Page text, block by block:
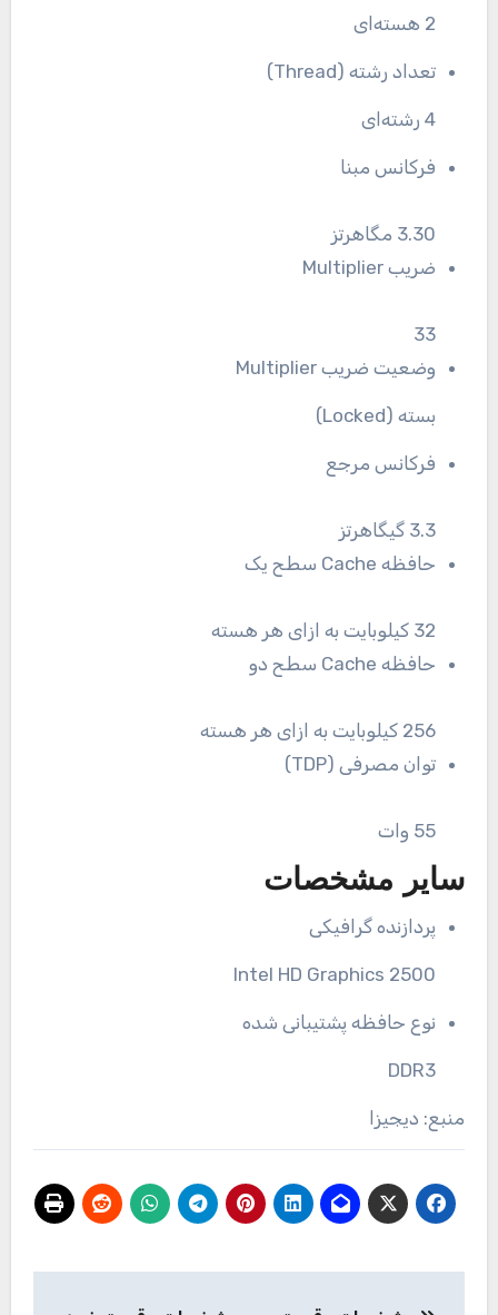
2 هسته‌ای
تعداد رشته (Thread)
4 رشته‌ای
فرکانس مبنا
3.30 مگاهرتز
ضریب Multiplier
33
وضعیت ضریب Multiplier
بسته (Locked)
فرکانس مرجع
3.3 گیگاهرتز
حافظه Cache سطح یک
32 کیلوبایت به ازای هر هسته
حافظه Cache سطح دو
256 کیلوبایت به ازای هر هسته
توان مصرفی (TDP)
55 وات
سایر مشخصات
پردازنده گرافیکی
Intel HD Graphics 2500
نوع حافظه پشتیبانی شده
DDR3
منبع: دیجیزا